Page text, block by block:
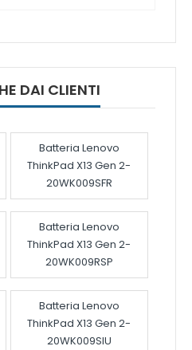
DAI CLIENTI
Batteria Lenovo
ThinkPad X13 Gen 2-
20WK009SFR
Batteria Lenovo
ThinkPad X13 Gen 2-
20WK009RSP
Batteria Lenovo
ThinkPad X13 Gen 2-
20WK009SIU